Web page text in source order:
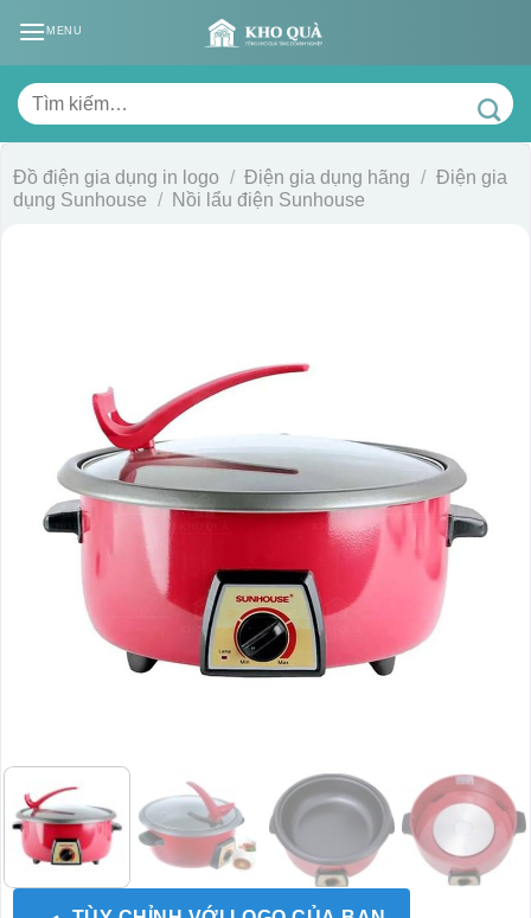
MENU
Tìm
kiếm:
Đồ điện gia dụng in logo / Điện gia dụng hãng / Điện gia
dụng Sunhouse / Nồi lẩu điện Sunhouse